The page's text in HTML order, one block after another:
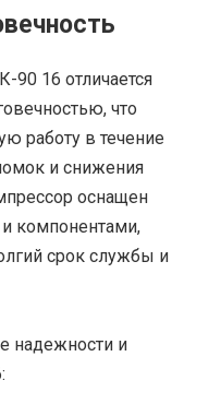
90 16 отличается
что
работу в течение
и снижения
оснащен
компонентами,
срок службы и
надежности и